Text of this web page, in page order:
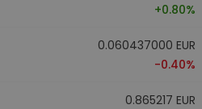
+0.80%
0.060437000 EUR
-0.40%
0.865217 EUR